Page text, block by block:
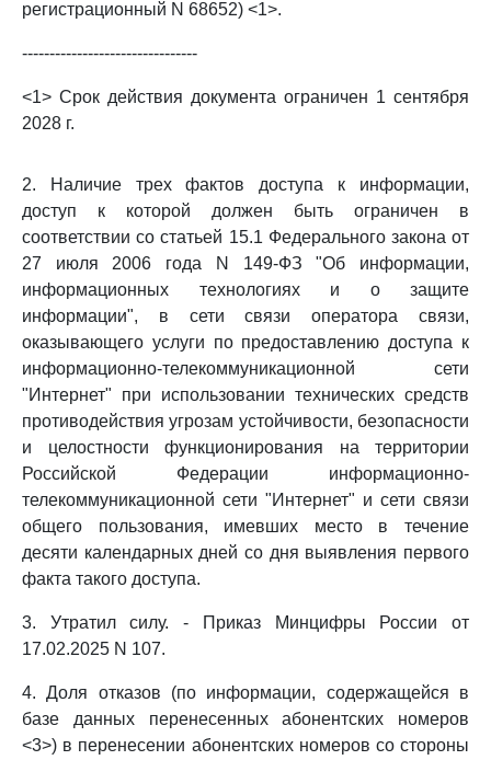
регистрационный N 68652) <1>.
--------------------------------
<1> Срок действия документа ограничен 1 сентября
2028 г.
2. Наличие трех фактов доступа к информации,
доступ к которой должен быть ограничен в
соответствии со статьей 15.1 Федерального закона от
27 июля 2006 года N 149-ФЗ "Об информации,
информационных технологиях и о защите
информации", в сети связи оператора связи,
оказывающего услуги по предоставлению доступа к
информационно-телекоммуникационной сети
"Интернет" при использовании технических средств
противодействия угрозам устойчивости, безопасности
и целостности функционирования на территории
Российской Федерации информационно-
телекоммуникационной сети "Интернет" и сети связи
общего пользования, имевших место в течение
десяти календарных дней со дня выявления первого
факта такого доступа.
3. Утратил силу. - Приказ Минцифры России от
17.02.2025 N 107.
4. Доля отказов (по информации, содержащейся в
базе данных перенесенных абонентских номеров
<3>) в перенесении абонентских номеров со стороны